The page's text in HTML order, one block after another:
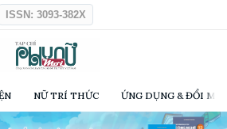
ISSN: 3093-382X
NỮ TRÍ THỨC ỨNG DỤNG & ĐỔI